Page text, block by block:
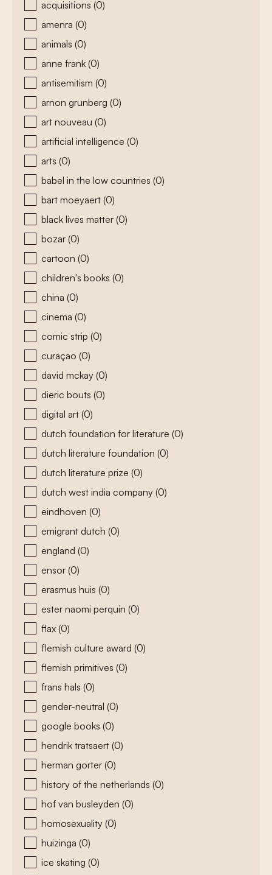
acquisitions (0)
amenra (0)
animals (0)
anne frank (0)
antisemitism (0)
arnon grunberg (0)
art nouveau (0)
artificial intelligence (0)
arts (0)
babel in the low countries (0)
bart moeyaert (0)
black lives matter (0)
bozar (0)
cartoon (0)
children's books (0)
china (0)
cinema (0)
comic strip (0)
curaçao (0)
david mckay (0)
dieric bouts (0)
digital art (0)
dutch foundation for literature (0)
dutch literature foundation (0)
dutch literature prize (0)
dutch west india company (0)
eindhoven (0)
emigrant dutch (0)
england (0)
ensor (0)
erasmus huis (0)
ester naomi perquin (0)
flax (0)
flemish culture award (0)
flemish primitives (0)
frans hals (0)
gender-neutral (0)
google books (0)
hendrik tratsaert (0)
herman gorter (0)
history of the netherlands (0)
hof van busleyden (0)
homosexuality (0)
huizinga (0)
ice skating (0)